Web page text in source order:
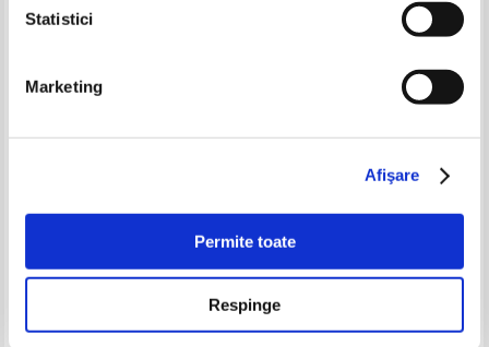
Statistici
Marketing
Afişare
Permite toate
Respinge
Weekend a Viena. Itinerarii,
Adaugă în coș
Vasile Cucu - Romania. Ghid